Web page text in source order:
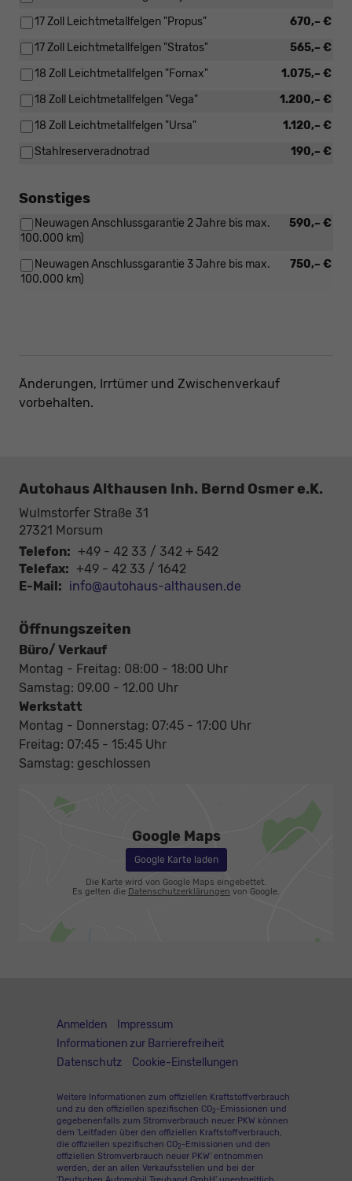
670,– €
17 Zoll Leichtmetallfelgen "Propus"
565,– €
17 Zoll Leichtmetallfelgen "Stratos"
1.075,– €
18 Zoll Leichtmetallfelgen "Fornax"
1.200,– €
18 Zoll Leichtmetallfelgen "Vega"
1.120,– €
18 Zoll Leichtmetallfelgen "Ursa"
190,– €
Stahlreserveradnotrad
Sonstiges
590,– €
Neuwagen Anschlussgarantie 2 Jahre bis max.
100.000 km)
750,– €
Neuwagen Anschlussgarantie 3 Jahre bis max.
100.000 km)
Änderungen, Irrtümer und Zwischenverkauf
vorbehalten.
Autohaus Althausen Inh. Bernd Osmer e.K.
Wulmstorfer Straße 31
27321 Morsum
Telefon: +49 - 42 33 / 342 + 542
Telefax: +49 - 42 33 / 1642
E-Mail: info@autohaus-althausen.de
Öffnungszeiten
Büro/ Verkauf
Montag - Freitag: 08:00 - 18:00 Uhr
Samstag: 09.00 - 12.00 Uhr
Werkstatt
Montag - Donnerstag: 07:45 - 17:00 Uhr
Freitag: 07:45 - 15:45 Uhr
Samstag: geschlossen
Google Maps
Google Karte laden
Die Karte wird von Google Maps eingebettet.
Es gelten die Datenschutzerklärungen von Google.
Anmelden
Impressum
Informationen zur Barrierefreiheit
Datenschutz
Cookie-Einstellungen
Weitere Informationen zum offiziellen Kraftstoffverbrauch
und zu den offiziellen spezifischen CO2 -Emissionen und
gegebenenfalls zum Stromverbrauch neuer PKW können
dem 'Leitfaden über den offiziellen Kraftstoffverbrauch,
die offiziellen spezifischen CO2 -Emissionen und den
offiziellen Stromverbrauch neuer PKW' entnommen
werden, der an allen Verkaufsstellen und bei der